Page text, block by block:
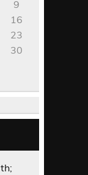
9
16
23
30